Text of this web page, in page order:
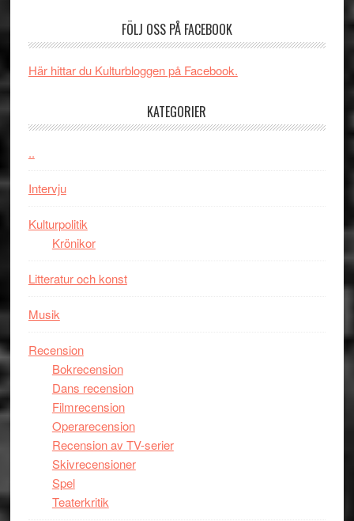
Brand
kan
FÖLJ OSS PÅ FACEBOOK
Här hittar du Kulturbloggen på Facebook.
KATEGORIER
..
Intervju
Kulturpolitik
Krönikor
Litteratur och konst
Musik
Recension
Bokrecension
Dans recension
Filmrecension
Operarecension
Recension av TV-serier
Skivrecensioner
Spel
Teaterkritik